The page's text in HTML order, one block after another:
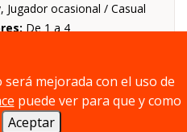
Jugador ocasional / Casual
De 1 a 4
10 años
mejorada con el uso de
puede ver para que y como
Aceptar